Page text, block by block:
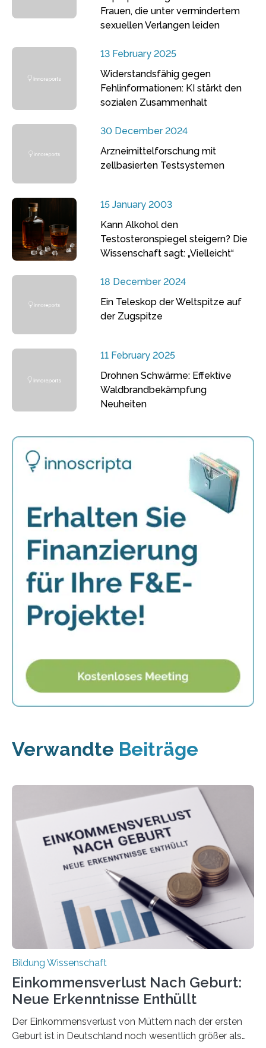
Frauen, die unter vermindertem
sexuellen Verlangen leiden
13 February 2025
Widerstandsfähig gegen
Fehlinformationen: KI stärkt den
sozialen Zusammenhalt
30 December 2024
Arzneimittelforschung mit
zellbasierten Testsystemen
15 January 2003
Kann Alkohol den
Testosteronspiegel steigern? Die
Wissenschaft sagt: „Vielleicht“
18 December 2024
Ein Teleskop der Weltspitze auf
der Zugspitze
11 February 2025
Drohnen Schwärme: Effektive
Waldbrandbekämpfung
Neuheiten
Verwandte Beiträge
Bildung Wissenschaft
Einkommensverlust Nach Geburt:
Neue Erkenntnisse Enthüllt
Der Einkommensverlust von Müttern nach der ersten
Geburt ist in Deutschland noch wesentlich größer als